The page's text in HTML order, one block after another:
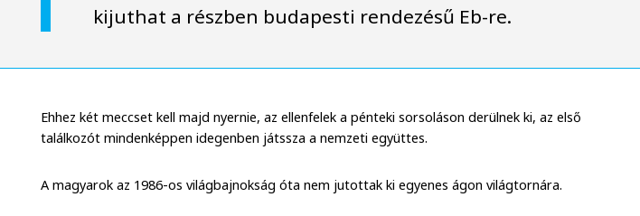
kijuthat a részben budapesti rendezésű Eb-re.
Ehhez két meccset kell majd nyernie, az ellenfelek a pénteki sorsoláson derülnek ki, az első
találkozót mindenképpen idegenben játssza a nemzeti együttes.
A magyarok az 1986-os világbajnokság óta nem jutottak ki egyenes ágon világtornára.